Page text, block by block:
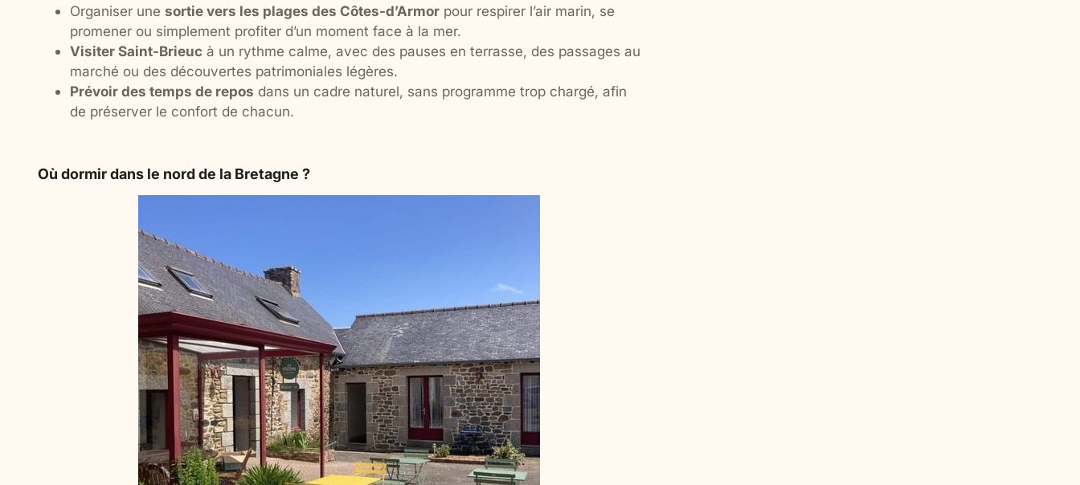
Organiser une sortie vers les plages des Côtes-d’Armorpour respirer l’air marin, se
promener ou simplement profiter d’un moment face à la mer.
Visiter Saint-Brieucà un rythme calme, avec des pauses en terrasse, des passages au
marché ou des découvertes patrimoniales légères.
Prévoir des temps de repos dans un cadre naturel, sans programme trop chargé, afin
de préserver le confort de chacun.
Où dormir dans le nord de la Bretagne ?